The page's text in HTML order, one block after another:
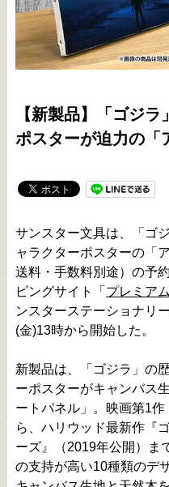
【新製品】「ゴジ
ポスターが迫力の「
サンスター文具は、「ゴ
ャラクターポスターの「
送料・手数料別途）の予
ピングサイト「 プレミア
ンスターステーショナリ
(金)13時から開始した。
新製品は、「ゴジラ」の
ーポスターがキャンバス
ートパネル」。映画第1
ら、ハリウッド最新作『
ーズ』（2019年公開）ま
の支持が高い10種類のデ